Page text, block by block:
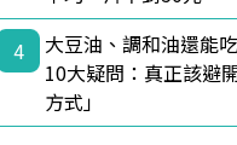
4
大豆油、調和油還能
10大疑問：真正該避
方式」